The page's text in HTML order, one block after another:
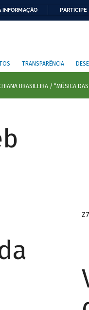
INFORMAÇÃO PARTICIPE
TRANSPARÊNCIA